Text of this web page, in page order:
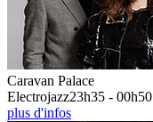
Caravan Palace
Electrojazz23h35 - 00h50
plus d'infos